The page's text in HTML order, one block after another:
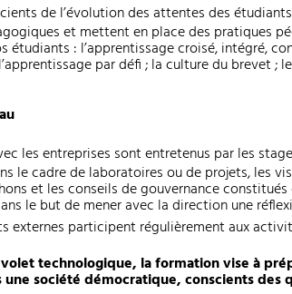
de l’évolution des attentes des
et mettent en place des pratiques
étudiants : l’apprentissage croisé, intégré,
par défi ; la culture du brevet ;
les entreprises sont entretenus par les
le cadre de laboratoires ou de projets, les
et les conseils de gouvernance
le but de mener avec la direction une
externes participent régulièrement aux
technologique, la formation vise à
société démocratique, conscients des